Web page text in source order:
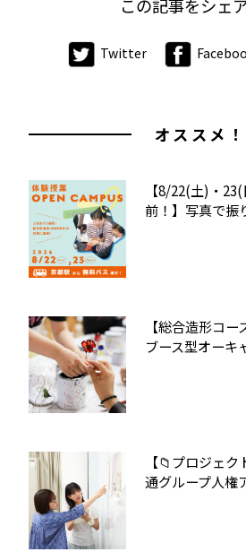
この記事をシェ
Twitter
オススメ！
【8/22(土)・
前！】写真で振
【総合造形コ
ブース型オーキ
【📁プロジェ
通グループ人権